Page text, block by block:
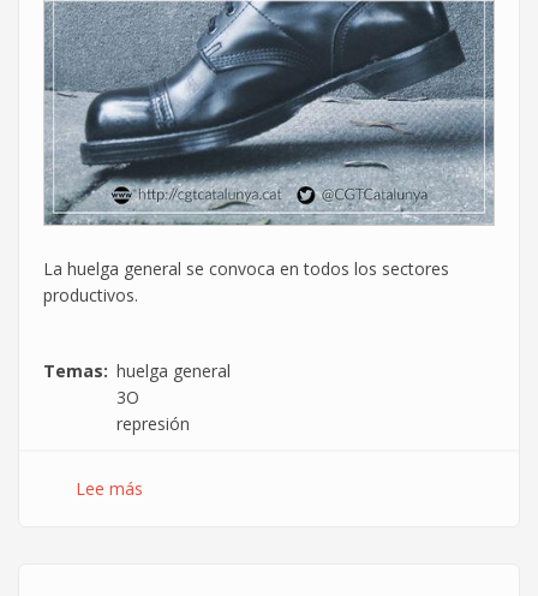
La huelga general se convoca en todos los sectores
productivos.
Temas
huelga general
3O
represión
Lee más